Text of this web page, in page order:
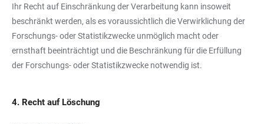
Ihr Recht auf Einschränkung der Verarbeitung kann insoweit
beschränkt werden, als es voraussichtlich die Verwirklichung der
Forschungs- oder Statistikzwecke unmöglich macht oder
ernsthaft beeinträchtigt und die Beschränkung für die Erfüllung
der Forschungs- oder Statistikzwecke notwendig ist.
4. Recht auf Löschung